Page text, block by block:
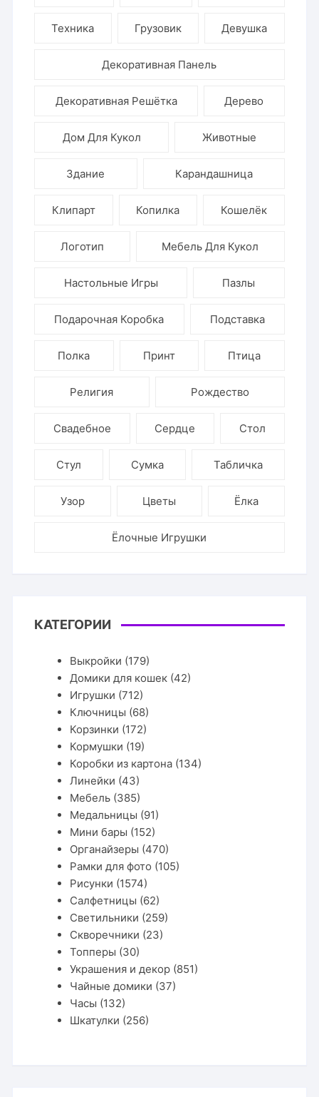
Техника Грузовик Девушка
Декоративная Панель
Декоративная Решётка Дерево
Дом Для Кукол Животные
Здание Карандашница
Клипарт Копилка Кошелёк
Логотип Мебель Для Кукол
Настольные Игры Пазлы
Подарочная Коробка Подставка
Полка Принт Птица
Религия Рождество
Свадебное Сердце Стол
Стул Сумка Табличка
Узор Цветы Ёлка
Ёлочные Игрушки
КАТЕГОРИИ
Выкройки (179)
Домики для кошек (42)
Игрушки (712)
Ключницы (68)
Корзинки (172)
Кормушки (19)
Коробки из картона (134)
Линейки (43)
Мебель (385)
Медальницы (91)
Мини бары (152)
Органайзеры (470)
Рамки для фото (105)
Рисунки (1574)
Салфетницы (62)
Светильники (259)
Скворечники (23)
Топперы (30)
Украшения и декор (851)
Чайные домики (37)
Часы (132)
Шкатулки (256)